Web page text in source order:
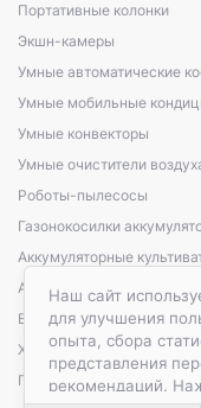
Наш сайт
для улучшения
опыта, сбора
представления
рекомендаций.
Портативные колонки
Экшн-камеры
Умные автоматические
Умные мобильные
Умные конвекторы
Умные очистители
Роботы-пылесосы
Газонокосилки
Аккумуляторные
Аккумуляторные
Варочные панели
Холодильники
Портативные зарядные